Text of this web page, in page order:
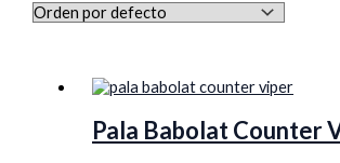
Pala Babolat Counter